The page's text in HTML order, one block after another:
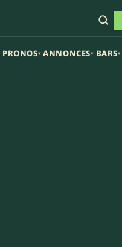
PRONOS▾ ANNONCES▾ BARS▾